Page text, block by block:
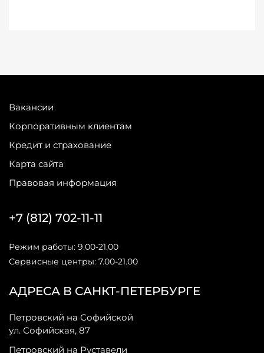
Вакансии
Корпоративным клиентам
Кредит и страхование
Карта сайта
Правовая информация
АДРЕСА В САНКТ-ПЕТЕРБУРГЕ
Петровский на Софийской
ул. Софийская, 87
Петровский на Руставели
+7 (812) 702-11-11
Режим работы: 9.00-21.00
Сервисные центры: 7.00-21.00